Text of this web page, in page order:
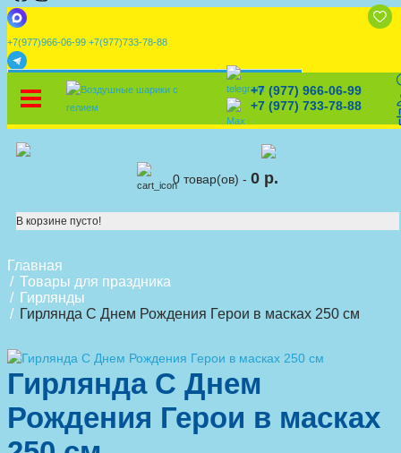
+7(977)966-06-99 +7(977)733-78-88
Скидки Конструктор
x УСТАНОВИТЕ НАШЕ ПРИЛОЖЕНИЕ!+7 (977) 966-06-99
+7 (977) 733-78-88
0 товар(ов) - 0 р.
В корзине пусто!
Главная
Товары для праздника
Гирлянды
Гирлянда С Днем Рождения Герои в масках 250 см
Гирлянда С Днем
Рождения Герои в масках